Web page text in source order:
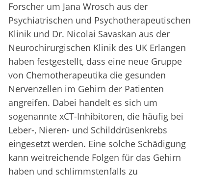
Forscher um Jana Wrosch aus der
Psychiatrischen und Psychotherapeutischen
Klinik und Dr. Nicolai Savaskan aus der
Neurochirurgischen Klinik des UK Erlangen
haben festgestellt, dass eine neue Gruppe
von Chemotherapeutika die gesunden
Nervenzellen im Gehirn der Patienten
angreifen. Dabei handelt es sich um
sogenannte xCT-Inhibitoren, die häufig bei
Leber-, Nieren- und Schilddrüsenkrebs
eingesetzt werden. Eine solche Schädigung
kann weitreichende Folgen für das Gehirn
haben und schlimmstenfalls zu